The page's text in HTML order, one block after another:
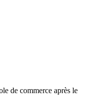
de commerce après le